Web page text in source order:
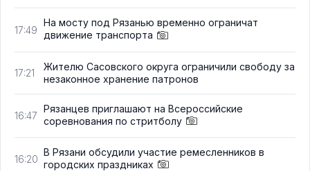
17:49
На мосту под Рязанью временно ограничат
движение транспорта
17:21
Жителю Сасовского округа ограничили свободу за
незаконное хранение патронов
16:47
Рязанцев приглашают на Всероссийские
соревнования по стритболу
16:20
В Рязани обсудили участие ремесленников в
городских праздниках